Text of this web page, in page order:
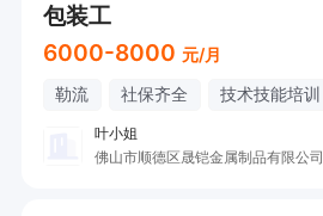
包装工
6000-8000 元/月
勒流 社保齐全 技术技能培训
叶小姐
佛山市顺德区晟铠金属制品有限公司